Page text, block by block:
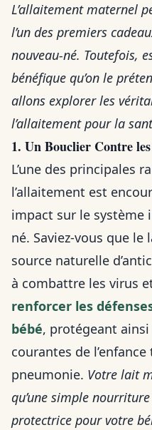
L’allaitement maternel
l’un des premiers
nouveau-né. Toutefois,
bénéfique qu’on le
allons explorer les
l’allaitement pour la
1. Un Bouclier Contre
L’une des principales
l’allaitement est
impact sur le système
né. Saviez-vous que
source naturelle
à combattre les virus
renforcer les
bébé, protégeant
courantes de
pneumonie. Votre lait
qu’une simple
protectrice pour votre